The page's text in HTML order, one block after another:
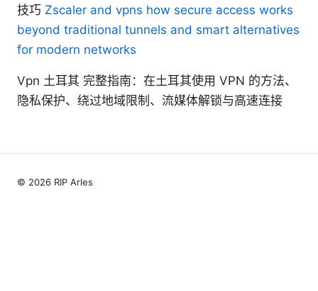
技巧 Zscaler and vpns how secure access works
beyond traditional tunnels and smart alternatives
for modern networks
Vpn 土耳其 完整指南：在土耳其使用 VPN 的方法、
隐私保护、绕过地域限制、流媒体解锁与高速连接
© 2026 RIP Arles